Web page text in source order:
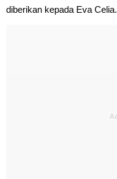
diberikan kepada Eva Celia.